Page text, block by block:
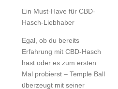
Ein Must-Have für CBD-
Hasch-Liebhaber
Egal, ob du bereits
Erfahrung mit CBD-Hasch
hast oder es zum ersten
Mal probierst – Temple Ball
überzeugt mit seiner